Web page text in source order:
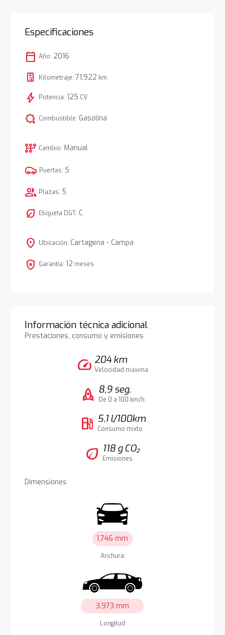
Especificaciones
calendar_today Año: 2016
Kilometraje: 71.922 km
bolt Potencia: 125 CV
comic_bubble Combustible: Gasolina
auto_transmission Cambio: Manual
Puertas: 5
group Plazas: 5
nest_eco_leaf Etiqueta DGT: C
location_on Ubicación: Cartagena - Campa
local_police Garantía: 12 meses
Información técnica adicional
Prestaciones, consumo y emisiones
speed 204 km
Velocidad máxima
rocket 8,9 seg.
De 0 a 100 km/h
local_gas_station 5,1 l/100km
Consumo mixto
eco 118 g CO₂
Emisiones
Dimensiones
1.746 mm
Anchura
3.973 mm
Longitud